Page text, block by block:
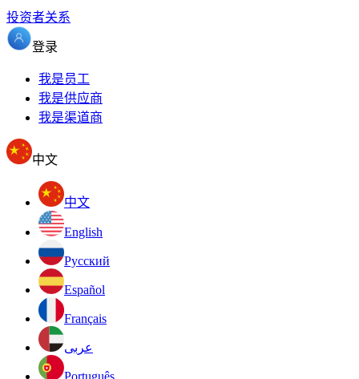
投资者关系
登录
我是员工
我是供应商
我是渠道商
中文
中文
English
Pусский
Español
Français
عربى
Português